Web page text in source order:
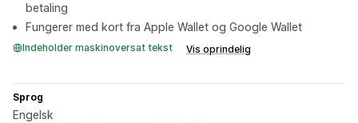
betaling
Fungerer med kort fra Apple Wallet og Google Wallet
Indeholder maskinoversat tekst Vis oprindelig
Sprog
Engelsk